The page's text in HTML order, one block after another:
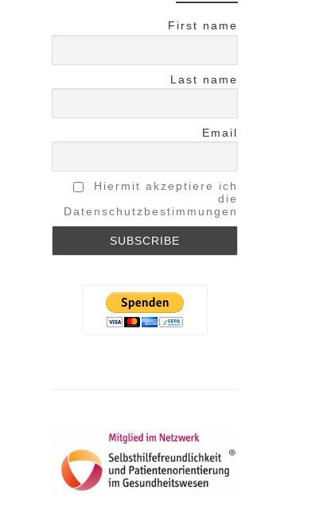
First name
Last name
Email
Hiermit akzeptiere ich
die
Datenschutzbestimmungen